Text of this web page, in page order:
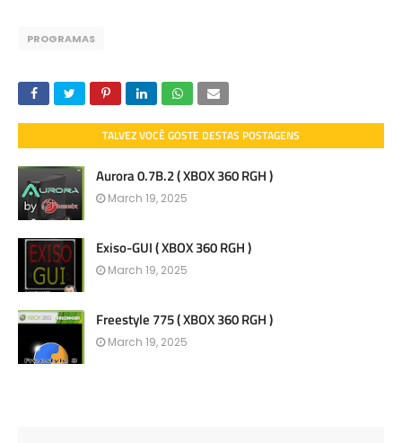
PROGRAMAS
TALVEZ VOCÊ GOSTE DESTAS POSTAGENS
Aurora 0.7B.2 ( XBOX 360 RGH )
March 19, 2025
Exiso-GUI ( XBOX 360 RGH )
March 19, 2025
Freestyle 775 ( XBOX 360 RGH )
March 19, 2025